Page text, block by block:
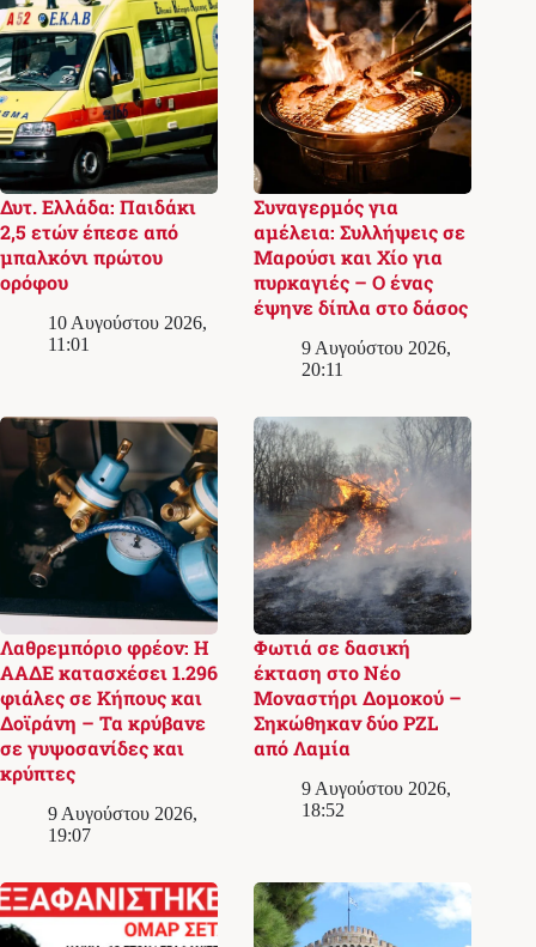
Δυτ. Ελλάδα: Παιδάκι
2,5 ετών έπεσε από
μπαλκόνι πρώτου
ορόφου
10 Αυγούστου 2026,
11:01
Συναγερμός για
αμέλεια: Συλλήψεις σε
Μαρούσι και Χίο για
πυρκαγιές – Ο ένας
έψηνε δίπλα στο δάσος
9 Αυγούστου 2026,
20:11
Λαθρεμπόριο φρέον: Η
ΑΑΔΕ κατασχέσει 1.296
φιάλες σε Κήπους και
Δοϊράνη – Τα κρύβανε
σε γυψοσανίδες και
κρύπτες
9 Αυγούστου 2026,
19:07
Φωτιά σε δασική
έκταση στο Νέο
Μοναστήρι Δομοκού –
Σηκώθηκαν δύο PZL
από Λαμία
9 Αυγούστου 2026,
18:52